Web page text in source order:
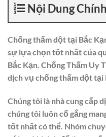
Nội Dung Chính
Chống thấm dột tại Bắc
sự lựa chọn tốt nhất của
Bắc Kạn. Chống Thấm Uy
dịch vụ chống thấm dột tại
Chúng tôi là nhà cung cấp
chúng tôi luôn cố gắng
tốt nhất có thể. Nhóm